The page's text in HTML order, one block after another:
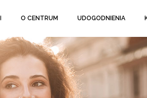
O CENTRUM UDOGODNIENIA